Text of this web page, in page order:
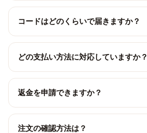
コードはどのくらいで届きますか？
どの支払い方法に対応していますか？
返金を申請できますか？
注文の確認方法は？